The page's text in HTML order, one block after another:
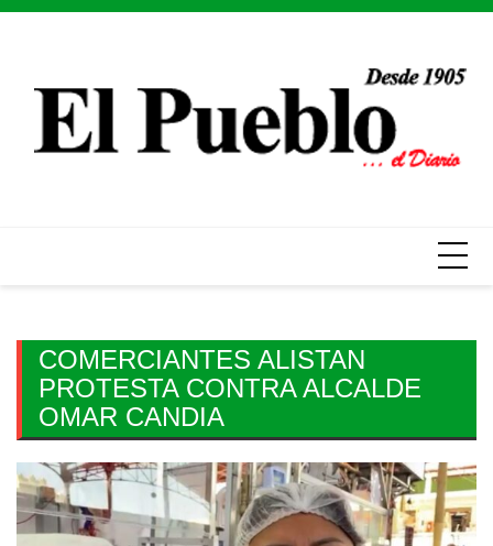
Skip
COMERCIANTES ALISTAN
PROTESTA CONTRA ALCALDE
OMAR CANDIA